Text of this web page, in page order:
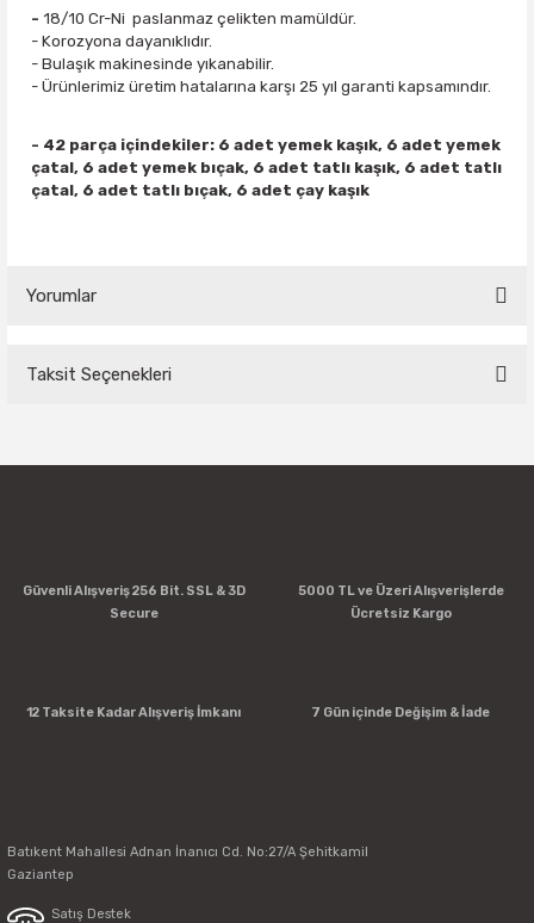
- 18/10 Cr-Ni paslanmaz çelikten mamüldür.
- Korozyona dayanıklıdır.
- Bulaşık makinesinde yıkanabilir.
- Ürünlerimiz üretim hatalarına karşı 25 yıl garanti kapsamındır.
- 42 parça içindekiler: 6 adet yemek kaşık, 6 adet yemek
çatal, 6 adet yemek bıçak, 6 adet tatlı kaşık, 6 adet tatlı
çatal, 6 adet tatlı bıçak, 6 adet çay kaşık
Yorumlar
Yorum Yaz
Taksit Seçenekleri
Güvenli Alışveriş 256 Bit. SSL & 3D
Secure
5000 TL ve Üzeri Alışverişlerde
Ücretsiz Kargo
12 Taksite Kadar Alışveriş İmkanı 7 Gün içinde Değişim & İade
Batıkent Mahallesi Adnan İnanıcı Cd. No:27/A Şehitkamil
Gaziantep
Satış Destek